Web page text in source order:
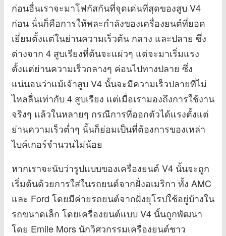
ก่อนอื่นเราจะมาโฟกัสกันที่จุดเด่นที่สุดของสูบ V4
ก่อน นั่นก็คือการให้พละกำลังของเครื่องยนต์ที่ยอด
เยี่ยมตั้งแต่ในย่านความเร็วต้น กลาง และปลาย ซึ่ง
ต่างจาก 4 สูบเรียงที่ต้นจะแผ่วๆ แต่จะมาเริ่มแรง
ตั้งแต่ย่านความเร็วกลางๆ ค่อนไปทางปลาย ซึ่ง
แน่นอนว่าแม้เจ้าสูบ V4 นั้นจะมีความเร็วปลายที่ไม่
ไหลลื่นเท่ากับ 4 สูบเรียง แต่เมื่อเรามองถึงการใช้งาน
จริงๆ แล้วในหลายๆ กรณีการที่ออกตัวได้แรงตั้งแต่
ย่านความเร็วต่ำๆ นั้นก็ย่อมเป็นที่ต้องการของเหล่า
ไบค์เกอร์จำนวนไม่น้อย
หากเราจะนับว่ารูปแบบของเครื่องยนต์ V4 นั้นจะถูก
เริ่มต้นด้วยการใส่ในรถยนต์จากฝั่งอเมริกา ทั้ง AMC
และ Ford โดยมีค่ายรถยนต์จากฝั่งยุโรปใช้อยู่บ้างใน
รถขนาดเล็ก โดยเครื่องยนต์แบบ V4 นั้นถูกพัฒนา
โดย Emile Mors นักวิศวกรรมเครื่องยนต์ชาว